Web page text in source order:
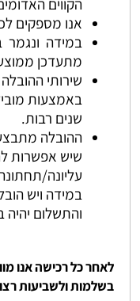
הקווים
אנו מספקים לכם
במידה ונגמר
מתעדכן
שירותי
באמצעות
שנים רבות.
ההובלה
שיש אפשרות
עליונה/
במידה ויש
והתשלום
לאחר כל רכישה אנו
בשלמות ולשביעות